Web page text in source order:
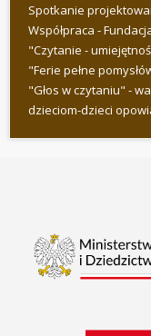
Spotkanie
Współpraca -
"Czytanie -
"Ferie pełne
"Głos w czytaniu" -
dzieciom-dzieci